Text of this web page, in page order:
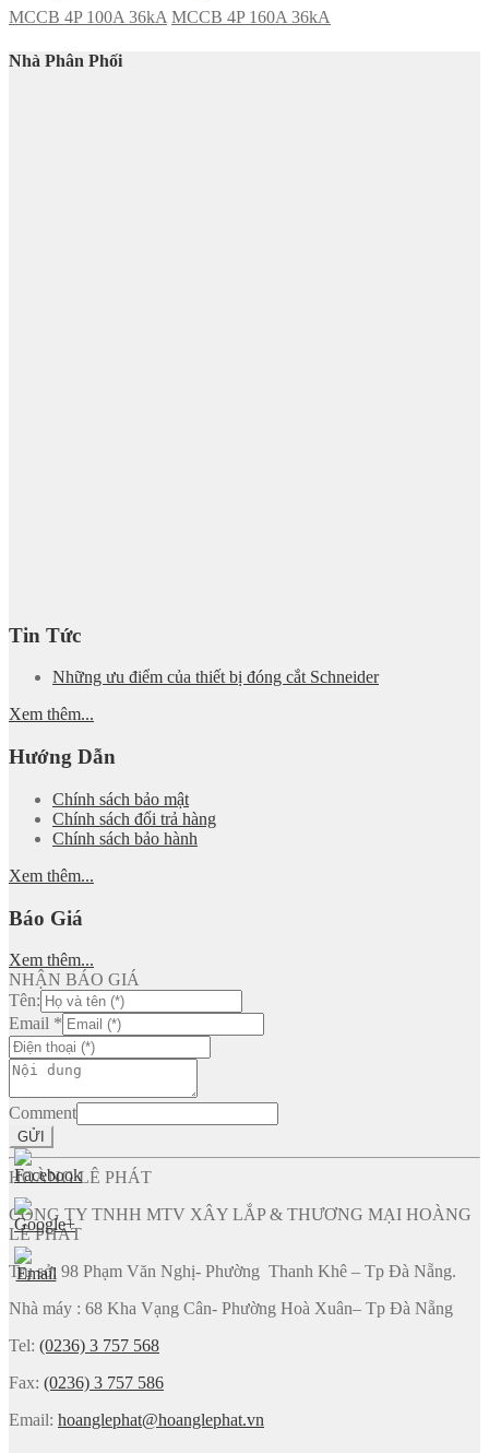
MCCB 4P 100A 36kA MCCB 4P 160A 36kA
Nhà Phân Phối
Tin Tức
Những ưu điểm của thiết bị đóng cắt Schneider
Xem thêm...
Hướng Dẫn
Chính sách bảo mật
Chính sách đổi trả hàng
Chính sách bảo hành
Xem thêm...
Báo Giá
Xem thêm...
NHẬN BÁO GIÁ
Tên:
Email *
Comment
GỬI
HOÀNG LÊ PHÁT
CÔNG TY TNHH MTV XÂY LẮP & THƯƠNG MẠI HOÀNG
LÊ PHÁT
Trụ sở: 98 Phạm Văn Nghị- Phường Thanh Khê – Tp Đà Nẵng.
Nhà máy : 68 Kha Vạng Cân- Phường Hoà Xuân– Tp Đà Nẵng
Tel: (0236) 3 757 568
Fax: (0236) 3 757 586
Email: hoanglephat@hoanglephat.vn